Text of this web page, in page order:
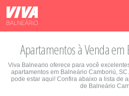
Apartamentos à Venda
Viva Balneario oferece para você
apartamentos em Balneário Camboriú,
pode estar aqui! Confira abaixo a lista de
de Balneário